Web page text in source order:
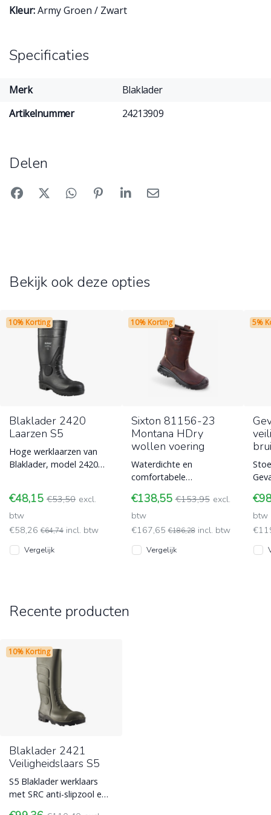
Kleur:Army Groen / Zwart
Specificaties
Merk
Blaklader
Artikelnummer
24213909
Delen
Bekijk ook deze opties
10% Korting
Blaklader 2420
Laarzen S5
Hoge werklaarzen van
Blaklader, model 2420
neus en een
€48,15 €53,50 excl.
btw
€58,26 €64,74 incl. btw
Vergelijk
10% Korting
Sixton 81156-23
Montana HDry
wollen voering
Waterdichte en
comfortabele
wol voering van Sixton
model 81156-23 met S3
norm
€138,55€153,95 excl.
btw
€167,65€186,28incl. btw
Vergelijk
5%
50.
btw
Recente producten
10% Korting
Blaklader 2421
Veiligheidslaars S5
S5 Blaklader werklaars
met SRC anti-slipzool en